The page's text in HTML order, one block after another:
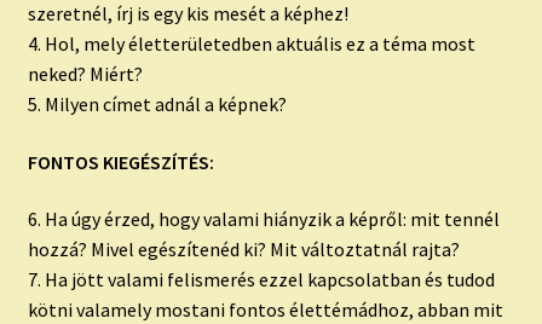
szeretnél, írj is egy kis mesét a képhez!
4. Hol, mely életterületedben aktuális ez a téma most
neked? Miért?
5. Milyen címet adnál a képnek?
FONTOS KIEGÉSZÍTÉS:
6. Ha úgy érzed, hogy valami hiányzik a képről: mit tennél
hozzá? Mivel egészítenéd ki? Mit változtatnál rajta?
7. Ha jött valami felismerés ezzel kapcsolatban és tudod
kötni valamely mostani fontos élettémádhoz, abban mit